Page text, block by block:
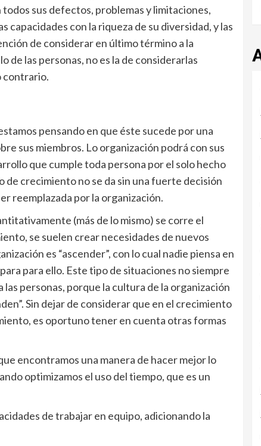
sus defectos, problemas y limitaciones,
con la riqueza de su diversidad, y las
de considerar en último término a la
de las personas, no es la de considerarlas
contrario.
pensando en que éste sucede por una
sus miembros. Lo organización podrá con sus
que cumple toda persona por el solo hecho
crecimiento no se da sin una fuerte decisión
reemplazada por la organización.
(más de lo mismo) se corre el
se suelen crear necesidades de nuevos
es “ascender”, con lo cual nadie piensa en
para ello. Este tipo de situaciones no siempre
personas, porque la cultura de la organización
Sin dejar de considerar que en el crecimiento
es oportuno tener en cuenta otras formas
encontramos una manera de hacer mejor lo
optimizamos el uso del tiempo, que es un
de trabajar en equipo, adicionando la